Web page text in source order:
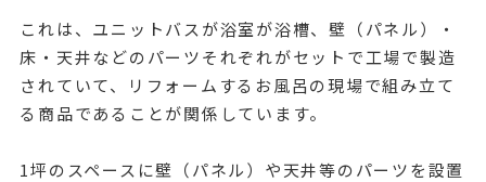
これは、ユニットバスが浴室が浴槽、壁（パネル）・
床・天井などのパーツそれぞれがセットで工場で製造
されていて、リフォームするお風呂の現場で組み立て
る商品であることが関係しています。
1坪のスペースに壁（パネル）や天井等のパーツを設置